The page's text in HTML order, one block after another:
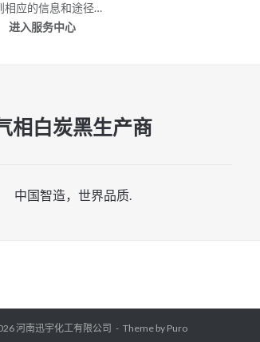
相应的信息和途径…
进入服务中心
相白炭黑生产商
中国智造，世界品质.
河南迅宇化工有限公司 Theme by Puro